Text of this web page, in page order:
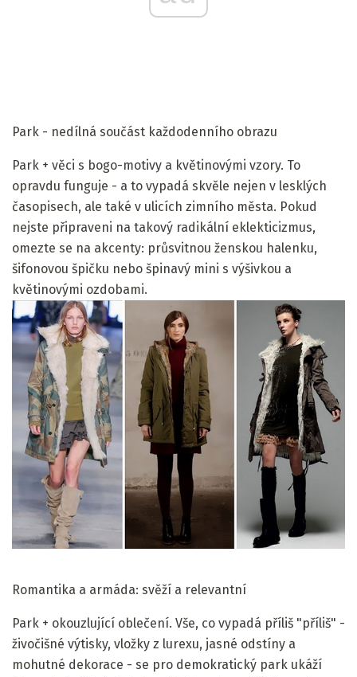
Park - nedílná součást každodenního obrazu
Park + věci s bogo-motivy a květinovými vzory. To
opravdu funguje - a to vypadá skvěle nejen v lesklých
časopisech, ale také v ulicích zimního města. Pokud
nejste připraveni na takový radikální eklekticizmus,
omezte se na akcenty: průsvitnou ženskou halenku,
šifonovou špičku nebo špinavý mini s výšivkou a
květinovými ozdobami.
Romantika a armáda: svěží a relevantní
Park + okouzlující oblečení. Vše, co vypadá příliš "příliš" -
živočišné výtisky, vložky z lurexu, jasné odstíny a
mohutné dekorace - se pro demokratický park ukáží